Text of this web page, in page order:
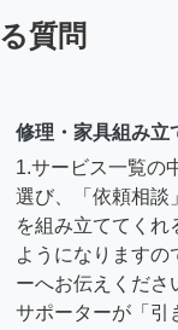
質問
修理・家具組み立
1.サービス一覧の
選び、「依頼相談
を組み立ててくれ
ようになりますの
ーへお伝えくださ
サポーターが「引